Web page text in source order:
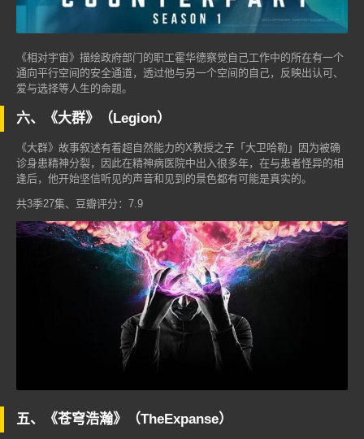
《相对宇宙》描绘政府部门的职工霍华德察觉自己工作中的所在有一个
通向平行空间的安全通道，透过他与另一个空间的自己，反映出认可、
爱与选择等人生的命题。
六、《大群》（Legion）
《大群》故事叙述有着超自然能力的X教授之子「大卫哈勒」因为被确
诊身患精神分裂，因此在精神病医院中出入很多年，在与患者怪异的相
逢后，他开始坚信听见的声音和见到的景色都有可能是真实的。
共3季27集、豆瓣评分：7.9
五、《苍穹浩瀚》（TheExpanse）